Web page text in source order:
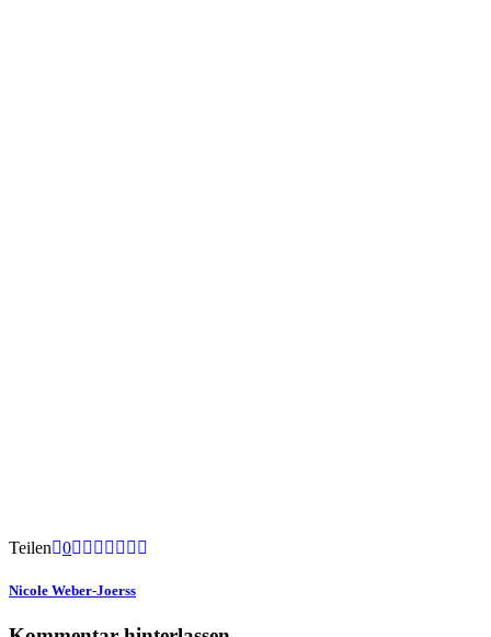
Teilen 0
Nicole Weber-Joerss